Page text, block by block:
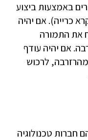
באמצעות ביצוע
כרייה). אם יהיה
את התמורה
אם יהיה עודף
לרכוש
חברות טכנולוגיה